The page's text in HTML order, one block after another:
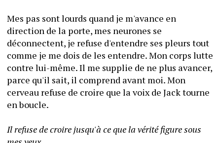
Mes pas sont lourds quand je m'avance en
direction de la porte, mes neurones se
déconnectent, je refuse d'entendre ses pleurs tout
comme je me dois de les entendre. Mon corps lutte
contre lui-même. Il me supplie de ne plus avancer,
parce qu'il sait, il comprend avant moi. Mon
cerveau refuse de croire que la voix de Jack tourne
en boucle.
Il refuse de croire jusqu'à ce que la vérité figure sous